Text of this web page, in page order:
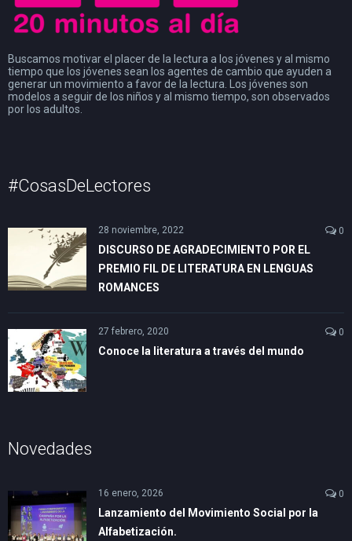
Buscamos motivar el placer de la lectura a los jóvenes y al mismo
tiempo que los jóvenes sean los agentes de cambio que ayuden a
generar un movimiento a favor de la lectura. Los jóvenes son
modelos a seguir de los niños y al mismo tiempo, son observados
por los adultos.
#CosasDeLectores
28 noviembre, 2022 0
DISCURSO DE AGRADECIMIENTO POR EL
PREMIO FIL DE LITERATURA EN LENGUAS
ROMANCES
27 febrero, 2020 0
Conoce la literatura a través del mundo
Novedades
16 enero, 2026 0
Lanzamiento del Movimiento Social por la
Alfabetización.